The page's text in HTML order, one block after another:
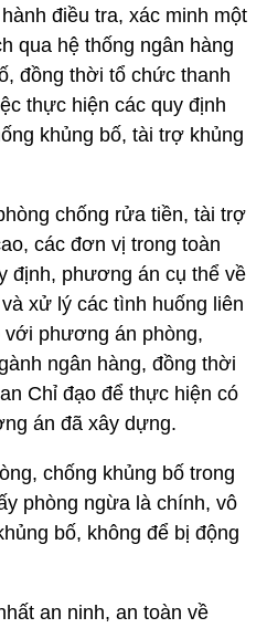
điều tra, xác minh một
qua hệ thống ngân hàng
đồng thời tổ chức thanh
thực hiện các quy định
khủng bố, tài trợ khủng
chống rửa tiền, tài trợ
các đơn vị trong toàn
định, phương án cụ thể về
xử lý các tình huống liên
phương án phòng,
ngân hàng, đồng thời
Chỉ đạo để thực hiện có
án đã xây dựng.
chống khủng bố trong
phòng ngừa là chính, vô
bố, không để bị động
an ninh, an toàn về